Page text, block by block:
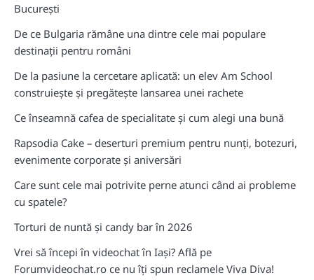
București
De ce Bulgaria rămâne una dintre cele mai populare
destinații pentru români
De la pasiune la cercetare aplicată: un elev Am School
construiește și pregătește lansarea unei rachete
Ce înseamnă cafea de specialitate și cum alegi una bună
Rapsodia Cake – deserturi premium pentru nunți, botezuri,
evenimente corporate și aniversări
Care sunt cele mai potrivite perne atunci când ai probleme
cu spatele?
Torturi de nuntă și candy bar în 2026
Vrei să începi în videochat în Iași? Află pe
Forumvideochat.ro ce nu îți spun reclamele Viva Diva!